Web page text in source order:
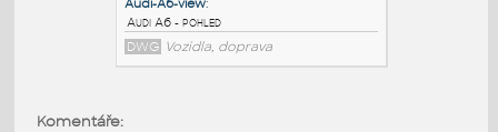
DWG Vozidla, doprava
Komentáře: